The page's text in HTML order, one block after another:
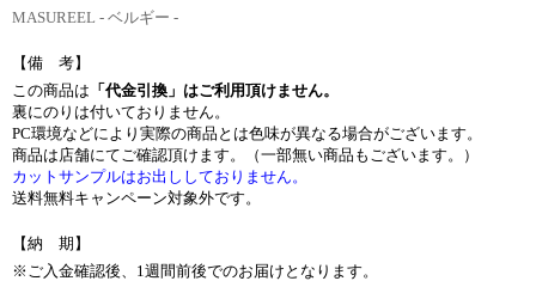
MASUREEL - ベルギー -
【備 考】
この商品は 「代金引換」はご利用頂けません。
裏にのりは付いておりません。
PC環境などにより実際の商品とは色味が異なる場合がございます。
商品は店舗にてご確認頂けます。（一部無い商品もございます。）
カットサンプルはお出ししておりません。
送料無料キャンペーン対象外です。
【納 期】
※ご入金確認後、1週間前後でのお届けとなります。